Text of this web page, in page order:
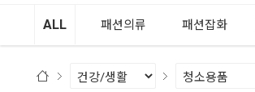
ALL 패션의류 패션잡화